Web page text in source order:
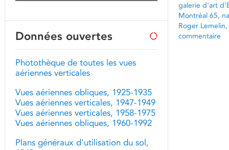
galerie d'art
Montréal 65,
Roger Lemelin,
commentaire
Données ouvertes
Photothèque de toutes les vues
aériennes verticales
Vues aériennes obliques, 1925-1935
Vues aériennes verticales, 1947-1949
Vues aériennes verticales, 1958-1975
Vues aériennes obliques, 1960-1992
Plans généraux d'utilisation du sol,